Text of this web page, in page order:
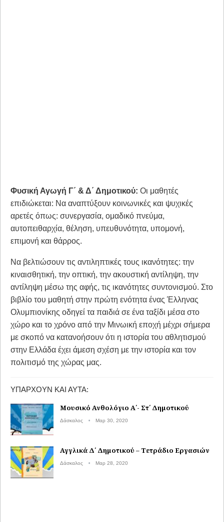
Φυσική Αγωγή Γ΄ & Δ΄ Δημοτικού: Οι μαθητές
επιδιώκεται: ­Να αναπτύξουν κοινωνικές και ψυχικές
αρετές όπως: συνεργασία, ομαδικό πνεύμα,
αυτοπειθαρχία, θέληση, υπευθυνότητα, υπομονή,
επιμονή και θάρρος.
Να βελτιώσουν τις αντιληπτικές τους ικανότητες: την
κιναισθητική, την οπτική, την ακουστική αντίληψη, την
αντίληψη μέσω της αφής, τις ικανότητες συντονισμού. Στο
βιβλίο του μαθητή στην πρώτη ενότητα ένας Έλληνας
Ολυμπιονίκης οδηγεί τα παιδιά σε ένα ταξίδι μέσα στο
χώρο και το χρόνο από την Μινωική εποχή μέχρι σήμερα
με σκοπό να κατανοήσουν ότι η ιστορία του αθλητισμού
στην Ελλάδα έχει άμεση σχέση με την ιστορία και τον
πολιτισμό της χώρας μας.
ΥΠΆΡΧΟΥΝ ΚΑΙ ΑΥΤΆ:
Μουσικό Ανθολόγιο Α΄- Στ΄ Δημοτικού
Δάσκαλος Μαρ 30, 2020
Αγγλικά Δ΄ Δημοτικού – Τετράδιο Εργασιών
Δάσκαλος Μαρ 28, 2020